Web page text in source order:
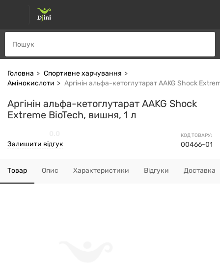
Головна
Спортивне харчування
Амінокислоти
Аргінін альфа-кетоглутарат AAKG Shock
Аргінін альфа-кетоглутарат AAKG Shock
Extreme BioTech, вишня, 1 л
КОД ТОВАРУ:
00466-01
Залишити відгук
Товар Опис Характеристики Відгуки Доставка